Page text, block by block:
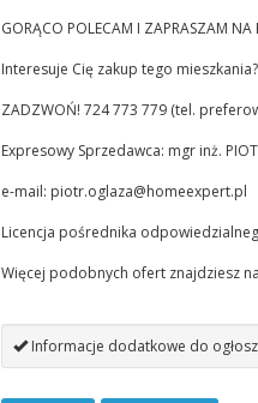
GORĄCO POLECAM I ZAPRASZAM NA
Interesuje Cię zakup tego mieszkania?
ZADZWOŃ! 724 773 779 (tel.
Expresowy Sprzedawca: mgr inż.
e-mail: piotr.oglaza@homeexpert.pl
Licencja pośrednika
Więcej podobnych ofert znajdziesz na
Informacje dodatkowe do